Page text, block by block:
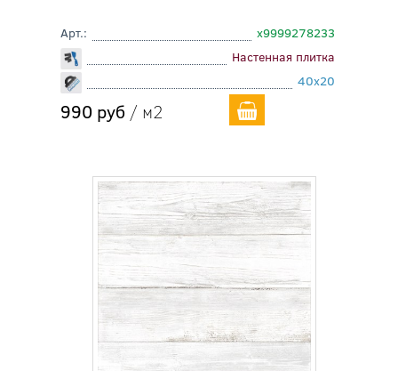
Арт.:
х9999278233
Настенная плитка
40x20
990 руб / м2